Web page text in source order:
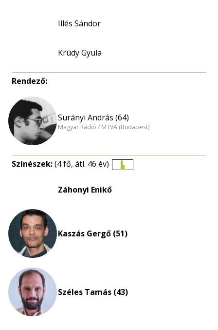
Illés Sándor
Krúdy Gyula
Rendező:
Surányi András (64)
Magyar Rádió / MTVA (Budapest)
Színészek:(4 fő, átl. 46 év)
Záhonyi Enikő
Kaszás Gergő (51)
Széles Tamás (43)